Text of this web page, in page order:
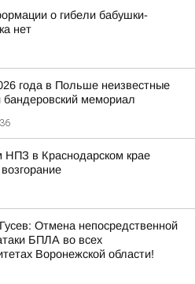
о гибели бабушки-
нет
года в Польше неизвестные
бандеровский мемориал
НПЗ в Краснодарском крае
Отмена непосредственной
БПЛА во всех
Воронежской области!